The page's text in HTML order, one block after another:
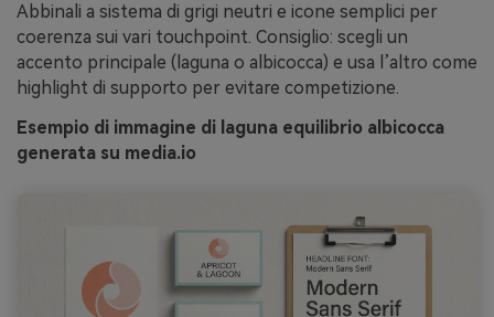
Abbinali a sistema di grigi neutri e icone semplici per
coerenza sui vari touchpoint. Consiglio: scegli un
accento principale (laguna o albicocca) e usa l’altro come
highlight di supporto per evitare competizione.
Esempio di immagine di laguna equilibrio albicocca
generata su media.io